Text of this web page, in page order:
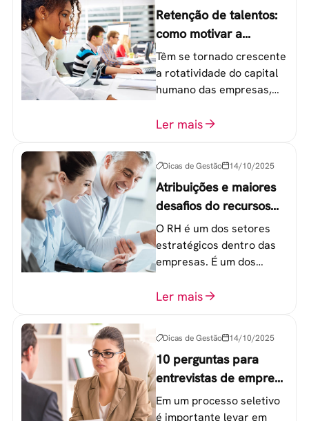
Retenção de talentos:
como motivar a
geração Y nas
empresas?
Têm se tornado crescente
a rotatividade do capital
humano das empresas,
colaboradores na faixa de
Ler mais
Dicas de Gestão 14/10/2025
Atribuições e maiores
desafios do recursos
humanos em uma
empresa
O RH é um dos setores
estratégicos dentro das
empresas. É um dos
o atingimento das metas
Ler mais
Dicas de Gestão 14/10/2025
10 perguntas para
entrevistas de emprego
que recrutadores não
devem fazer
Em um processo seletivo
é importante levar em